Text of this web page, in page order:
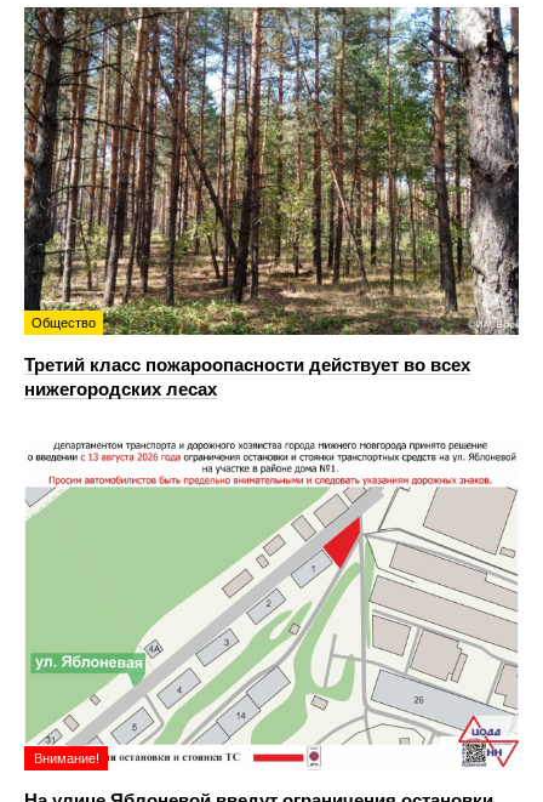
Общество
Третий класс пожароопасности действует во всех
нижегородских лесах
Внимание!